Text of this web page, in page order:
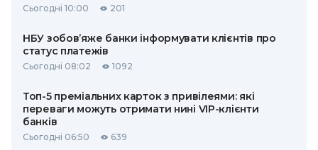
Сьогодні 10:00 201
НБУ зобов’яже банки інформувати клієнтів про
статус платежів
Сьогодні 08:02 1092
Топ-5 преміальних карток з привілеями: які
переваги можуть отримати нині VIP-клієнти
банків
Сьогодні 06:50 639